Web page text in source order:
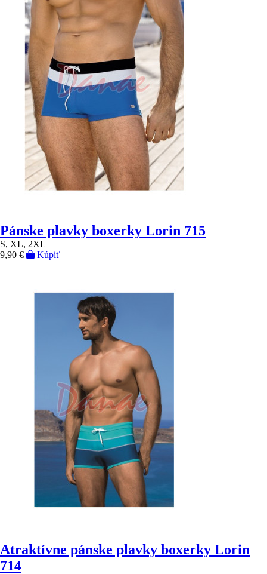
Pánske plavky boxerky Lorin 715
S, XL, 2XL
9,90 €
Kúpiť
Atraktívne pánske plavky boxerky Lorin
714